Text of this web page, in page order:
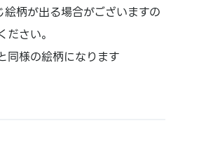
絵柄が出る場合がございますの
さい。
様の絵柄になります